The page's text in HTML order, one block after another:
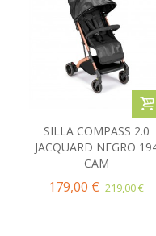
SILLA COMPASS 2.0
JACQUARD NEGRO
CAM
179,00 € 219,00 €